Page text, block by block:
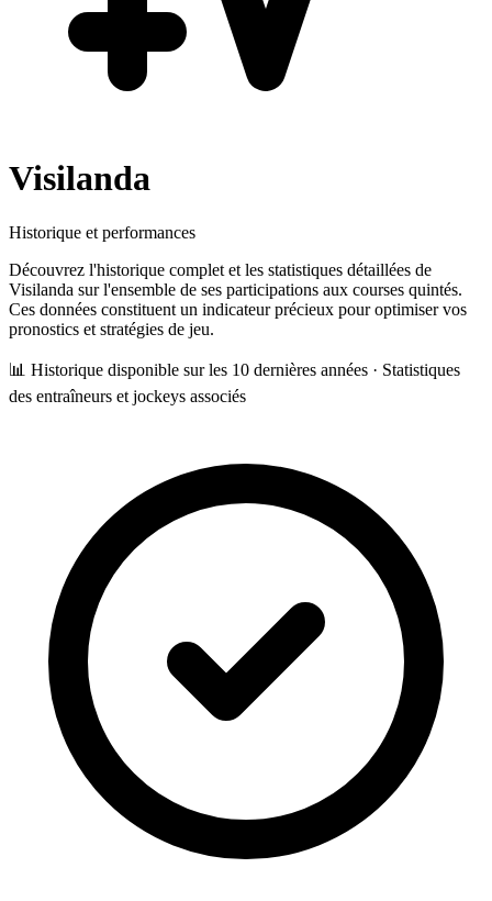
Visilanda
Historique et performances
Découvrez l'historique complet et les statistiques détaillées de
Visilanda sur l'ensemble de ses participations aux courses quintés.
Ces données constituent un indicateur précieux pour optimiser vos
pronostics et stratégies de jeu.
📊 Historique disponible sur les 10 dernières années · Statistiques
des entraîneurs et jockeys associés